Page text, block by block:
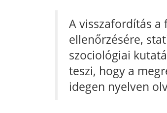
A visszafordítás a
ellenőrzésére,
szociológiai
teszi, hogy a
idegen nyelven